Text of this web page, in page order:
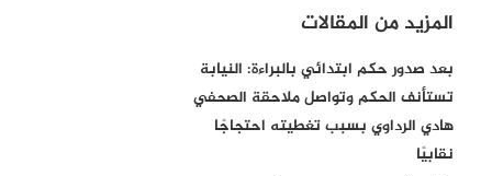
المزيد من المقالات
بعد صدور حكم ابتدائي بالبراءة: النيابة
تستأنف الحكم وتواصل ملاحقة الصحفي
هادي الرداوي بسبب تغطيته احتجاجًا
نقابيًا